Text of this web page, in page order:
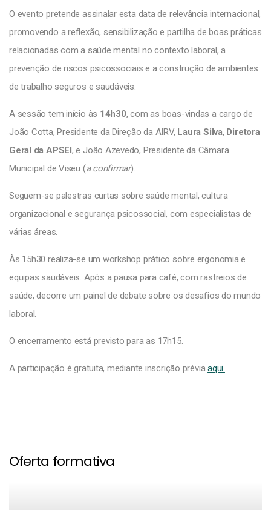
O evento pretende assinalar esta data de relevância internacional,
promovendo a reflexão, sensibilização e partilha de boas práticas
relacionadas com a saúde mental no contexto laboral, a
prevenção de riscos psicossociais e a construção de ambientes
de trabalho seguros e saudáveis.
A sessão tem início às 14h30, com as boas-vindas a cargo de
João Cotta, Presidente da Direção da AIRV, Laura Silva, Diretora
Geral da APSEI, e João Azevedo, Presidente da Câmara
Municipal de Viseu (a confirmar).
Seguem-se palestras curtas sobre saúde mental, cultura
organizacional e segurança psicossocial, com especialistas de
várias áreas.
Às 15h30 realiza-se um workshop prático sobre ergonomia e
equipas saudáveis. Após a pausa para café, com rastreios de
saúde, decorre um painel de debate sobre os desafios do mundo
laboral.
O encerramento está previsto para as 17h15.
A participação é gratuita, mediante inscrição préviaaqui.
Oferta formativa